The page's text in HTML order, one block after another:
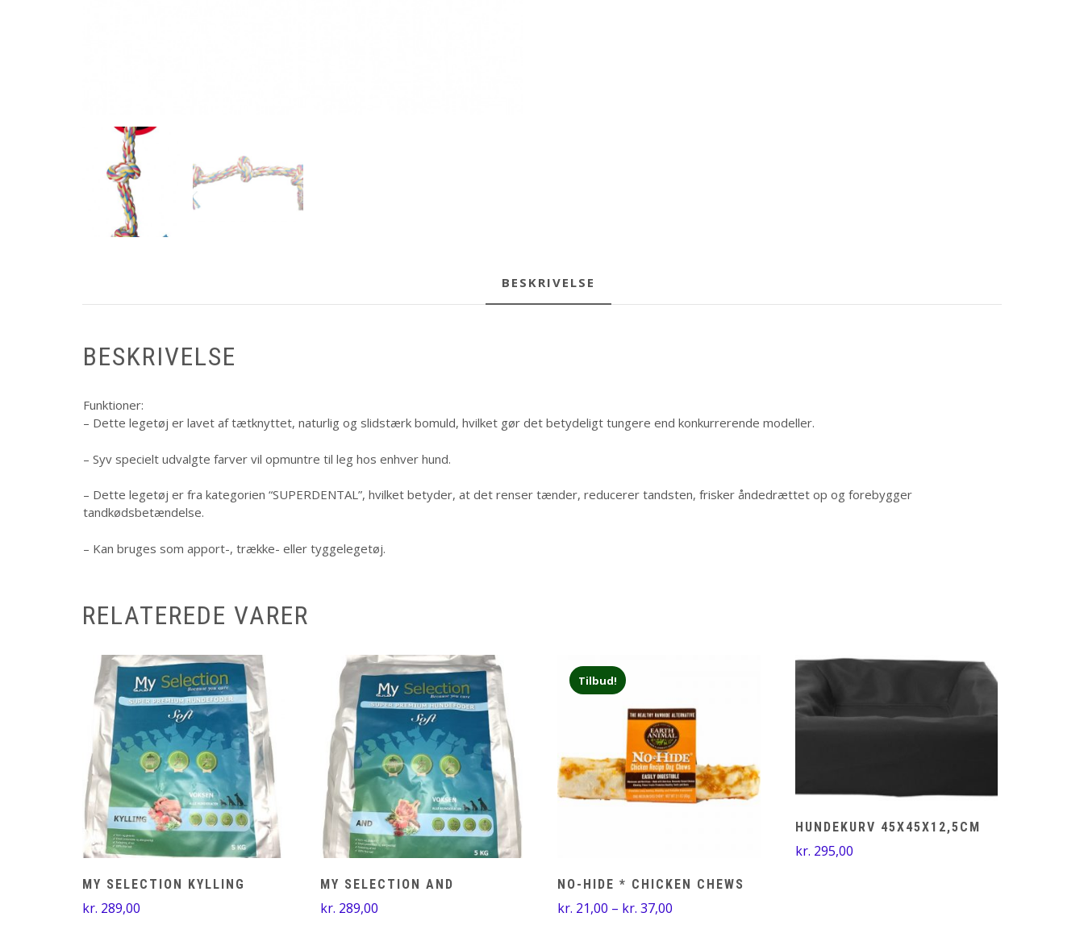
BESKRIVELSE
BESKRIVELSE
Funktioner:
– Dette legetøj er lavet af tætknyttet, naturlig og slidstærk bomuld, hvilket gør det betydeligt tungere end konkurrerende modeller.
– Syv specielt udvalgte farver vil opmuntre til leg hos enhver hund.
– Dette legetøj er fra kategorien “SUPERDENTAL”, hvilket betyder, at det renser tænder, reducerer tandsten, frisker åndedrættet op og forebygger
tandkødsbetændelse.
– Kan bruges som apport-, trække- eller tyggelegetøj.
RELATEREDE VARER
MY SELECTION KYLLING
kr. 289,00
MY SELECTION AND
kr. 289,00
Tilbud!
NO-HIDE * CHICKEN CHEWS
kr. 21,00 – kr. 37,00
HUNDEKURV 45X45X12,5CM
kr. 295,00